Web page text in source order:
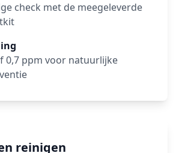
check met de meegeleverde
0,7 ppm voor natuurlijke
reinigen